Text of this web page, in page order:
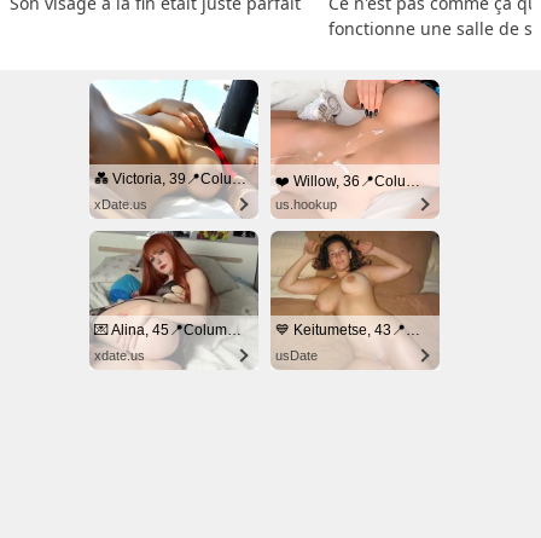
fonctionne une salle de